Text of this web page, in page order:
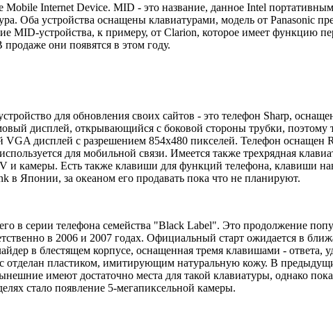
Internet Device. MID - это название, данное Intel
Оба устройства оснащены клавиатурами, модель от Panasonic
MID-устройства, к примеру, от Clarion, которое имеет функцию
они появятся в этом году.
для обновления своих сайтов - это телефон Sharp,
дисплей, открывающийся с боковой стороны трубки, поэтому
дисплей с разрешением 854х480 пикселей. Телефон оснащен
для мобильной связи. Имеется также трехрядная
и камеры. Есть также клавиши для функций телефона, клавиши
в Японии, за океаном его продавать пока что не планируют.
в серии телефона семейства "Black Label". Это продолжение
в 2006 и 2007 годах. Официальный старт ожидается в
в блестящем корпусе, оснащенная тремя клавишами - ответа,
пластиком, имитирующим натуральную кожу. В
имеют достаточно места для такой клавиатуры, однако
стало появление 5-мегапиксельной камеры.